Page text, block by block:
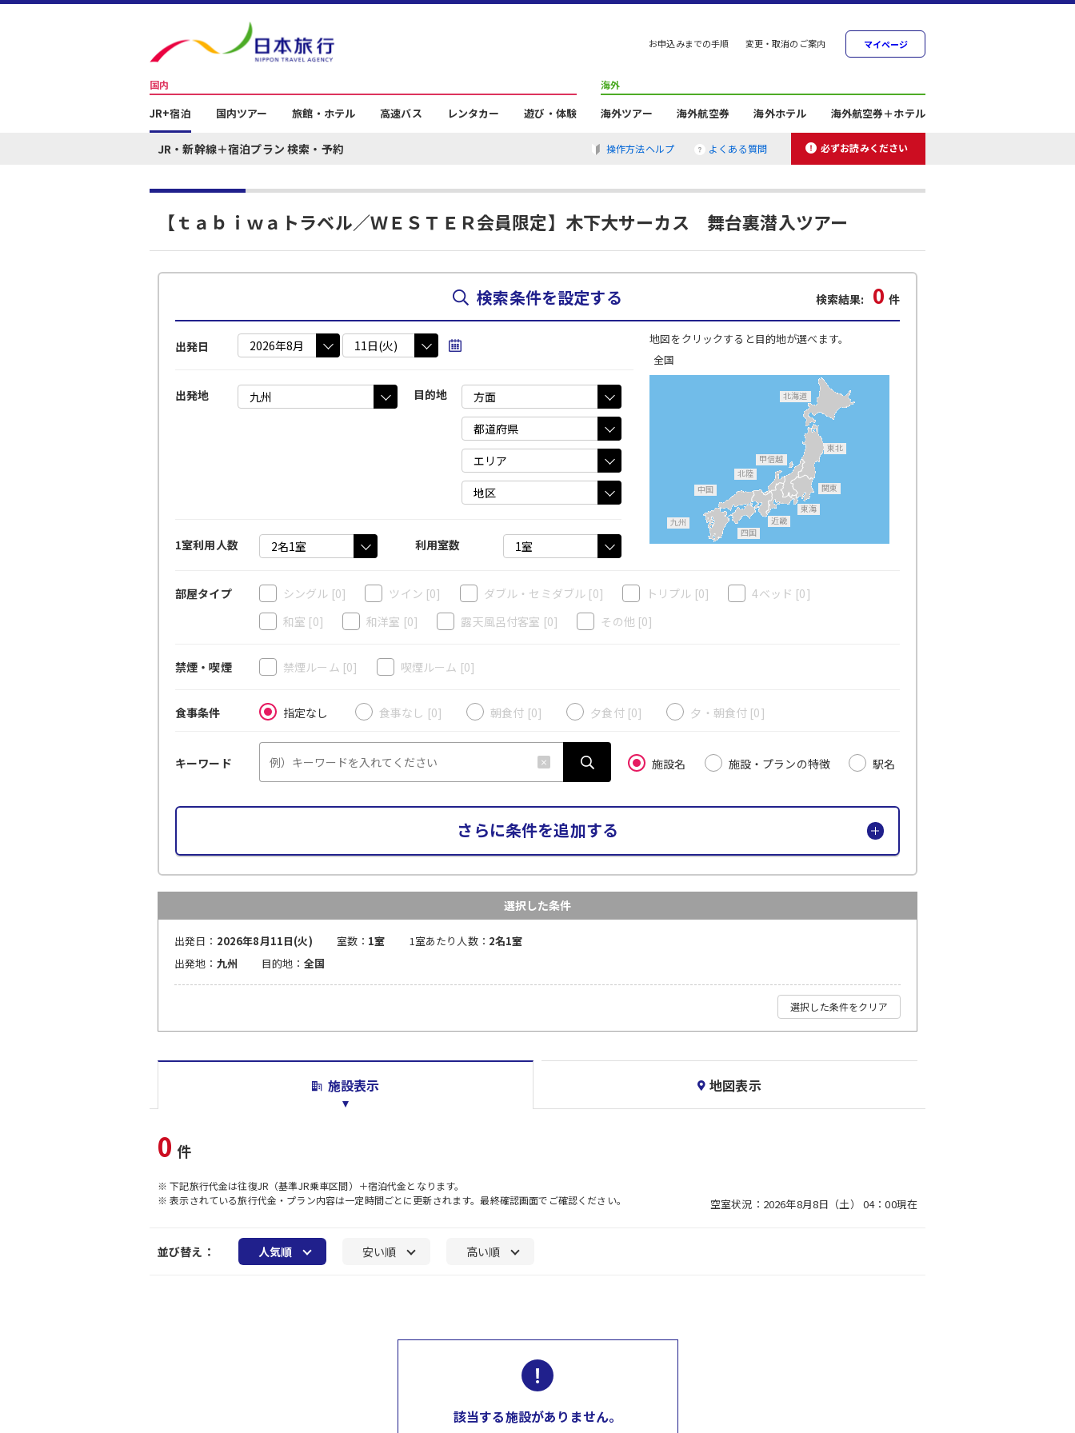
お申込みまでの手順 変更・取消のご案内 マイページ
国内
JR+宿泊 国内ツアー 旅館・ホテル 高速バス レンタカー 遊び・体験
海外
海外ツアー 海外航空券 海外ホテル 海外航空券＋ホテル
JR・新幹線＋宿泊プラン 検索・予約 操作方法ヘルプ よくある質問 必ずお読みください
【ｔａｂｉｗａトラベル／ＷＥＳＴＥＲ会員限定】木下大サーカス 舞台裏潜入ツアー
検索条件を設定する 検索結果: 0 件
出発日
出発地 目的地
1室利用人数 利用室数
地図をクリックすると目的地が選べます。
全国
九州
北海道
東北
関東
甲信越
東海
北陸
近畿
中国
四国
部屋タイプ シングル [0] ツイン [0] ダブル・セミダブル [0] トリプル [0] 4ベッド [0]
和室 [0] 和洋室 [0] 露天風呂付客室 [0] その他[0]
禁煙・喫煙 禁煙ルーム [0] 喫煙ルーム [0]
食事条件 指定なし 食事なし [0] 朝食付 [0] 夕食付 [0] 夕・朝食付 [0]
キーワード 施設名 施設・プランの特徴 駅名
さらに条件を追加する
選択した条件
出発日： 2026年8月11日(火) 室数： 1室 1室あたり人数： 2名1室
出発地： 九州 目的地： 全国
選択した条件をクリア
施設表示 地図表示
0 件
※ 下記旅行代金は往復JR（基準JR乗車区間）＋宿泊代金となります。
※ 表示されている旅行代金・プラン内容は一定時間ごとに更新されます。最終確認画面でご確認ください。
空室状況：2026年8月8日（土） 04：00現在
並び替え： 人気順 安い順 高い順
該当する施設がありません。